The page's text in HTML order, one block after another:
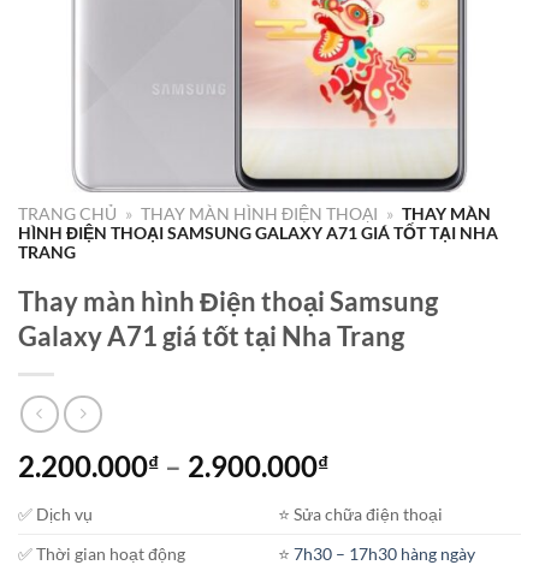
TRANG CHỦ » THAY MÀN HÌNH ĐIỆN THOẠI » THAY MÀN
HÌNH ĐIỆN THOẠI SAMSUNG GALAXY A71 GIÁ TỐT TẠI NHA
TRANG
Thay màn hình Điện thoại Samsung
Galaxy A71 giá tốt tại Nha Trang
2.200.000₫ – 2.900.000₫Khoảng
từ
2.200.000₫
✅ Dịch vụ
⭐️ Sửa chữa điện thoại
✅ Thời gian hoạt động
⭐️7h30 – 17h30 hàng ngày